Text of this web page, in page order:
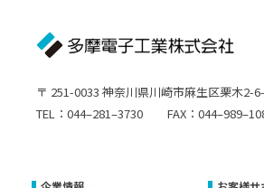
〒 251-0033 神奈川県川崎市麻生区栗木2-
TEL：044–281–3730 FAX：